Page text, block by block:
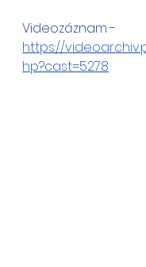
Videozáznam -
https://
hp?cast=5278